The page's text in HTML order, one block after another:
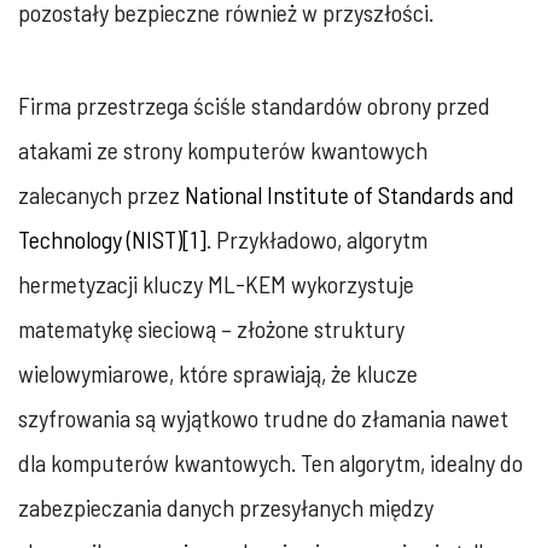
pozostały bezpieczne również w przyszłości.
Firma przestrzega ściśle standardów obrony przed
atakami ze strony komputerów kwantowych
zalecanych przez National Institute of Standards and
Technology (NIST)[1]. Przykładowo, algorytm
hermetyzacji kluczy ML-KEM wykorzystuje
matematykę sieciową – złożone struktury
wielowymiarowe, które sprawiają, że klucze
szyfrowania są wyjątkowo trudne do złamania nawet
dla komputerów kwantowych. Ten algorytm, idealny do
zabezpieczania danych przesyłanych między